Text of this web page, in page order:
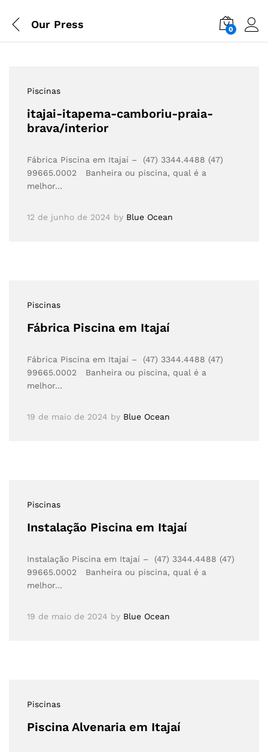
Our Press 0
Piscinas
itajai-itapema-camboriu-praia-
brava/interior
Fábrica Piscina em Itajaí – (47) 3344.4488 (47)
99665.0002 Banheira ou piscina, qual é a
melhor…
12 de junho de 2024 by Blue Ocean
Piscinas
Fábrica Piscina em Itajaí
Fábrica Piscina em Itajaí – (47) 3344.4488 (47)
99665.0002 Banheira ou piscina, qual é a
melhor…
19 de maio de 2024 by Blue Ocean
Piscinas
Instalação Piscina em Itajaí
Instalação Piscina em Itajaí – (47) 3344.4488 (47)
99665.0002 Banheira ou piscina, qual é a
melhor…
19 de maio de 2024 by Blue Ocean
Piscinas
Piscina Alvenaria em Itajaí